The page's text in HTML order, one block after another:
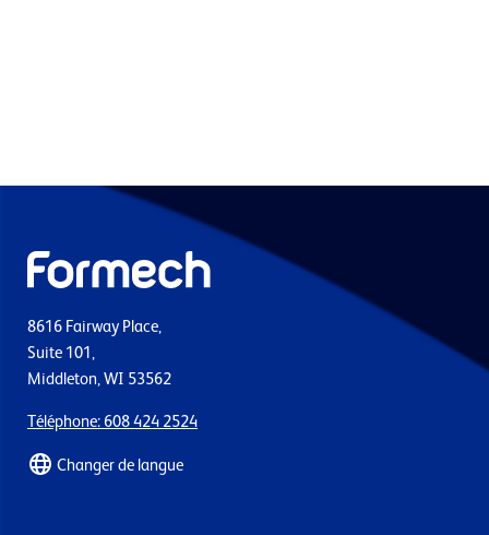
8616 Fairway Place,
Suite 101,
Middleton, WI 53562
Téléphone: 608 424 2524
Changer de langue